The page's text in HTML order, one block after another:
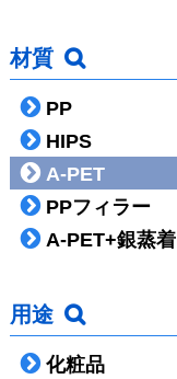
材質
PP
HIPS
A-PET
PPフィラー
A-PET+銀蒸着
用途
化粧品